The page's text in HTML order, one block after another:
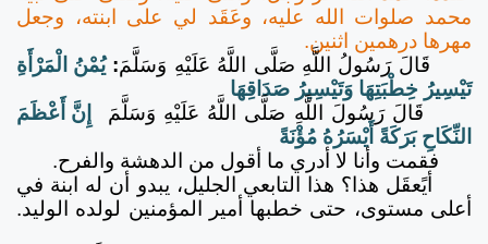
محمد صلوات الله عليه، وعَقَد لي على ابنته، وجعل
مهرها درهمين اثنين.
قَالَ رَسُولُ اللَّهِ صَلَّى اللَّهُ عَلَيْهِ وَسَلَّمَ: يُمْنُ الْمَرْأَةِ
تَيْسِيرُ خِطْبَتِهَا وَتَيْسِيرُ صَدَاقِهَا
قَالَ رَسُولَ اللَّهِ صَلَّى اللَّهُ عَلَيْهِ وَسَلَّمَ
إِنَّ أَعْظَمَ
النِّكَاحِ بَرَكَةً أَيْسَرُهُ مُؤْنَةً
فقمت وأنا لا أدري ما أقول من الدهشة والفرح.
أيًعقَل هذا؟ هذا التابعي الجليل، يبدو أن له ابنة في
أعلى مستوى، حتى خطبها أمير المؤمنين لولده الوليد.